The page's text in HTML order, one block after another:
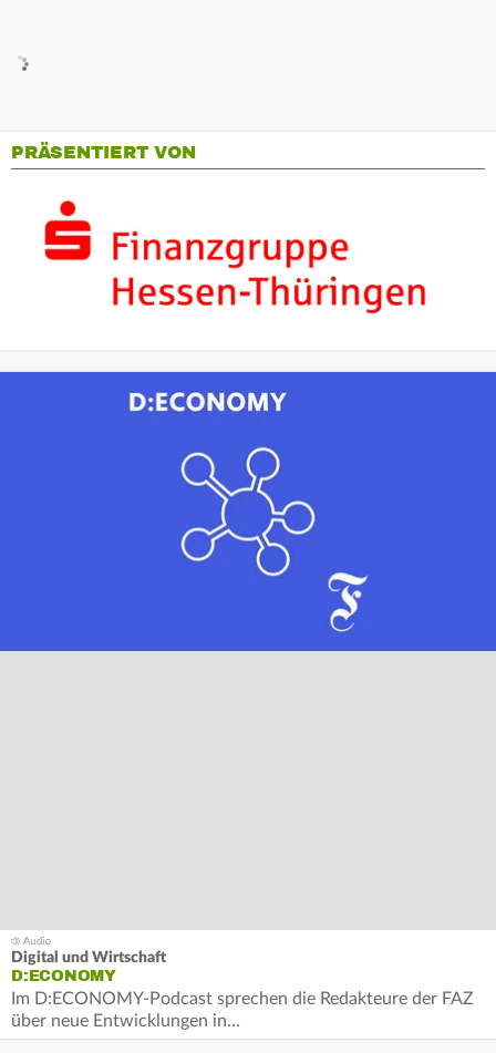
PRÄSENTIERT VON
Digital und Wirtschaft
D:ECONOMY
Im D:ECONOMY-Podcast sprechen die Redakteure der FAZ
über neue Entwicklungen in…